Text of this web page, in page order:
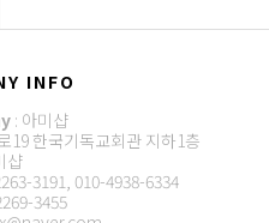
INFO
: 아미샵
19 한국기독교회관 지하1층
샵
3191, 010-4938-6334
3455